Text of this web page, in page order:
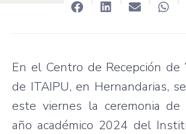
En el Centro de Recepción de
de ITAIPU, en Hernandarias,
este viernes la ceremonia
año académico 2024 del